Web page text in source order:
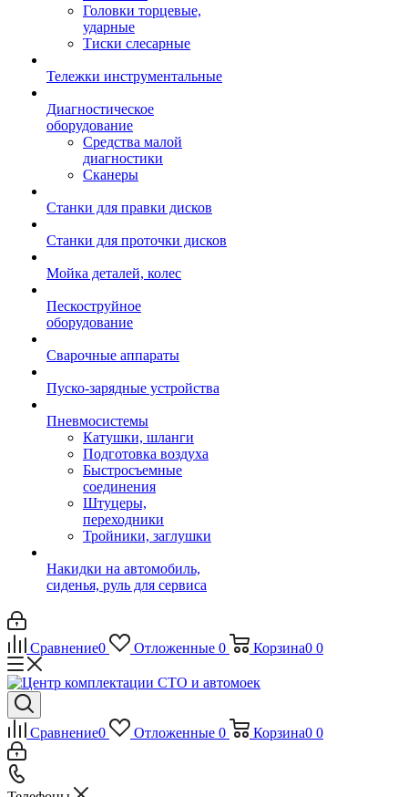
Головки торцевые,
ударные
Тиски слесарные
Тележки инструментальные
Диагностическое
оборудование
Средства малой
диагностики
Сканеры
Станки для правки дисков
Станки для проточки дисков
Мойка деталей, колес
Пескоструйное
оборудование
Сварочные аппараты
Пуско-зарядные устройства
Пневмосистемы
Катушки, шланги
Подготовка воздуха
Быстросъемные
соединения
Штуцеры,
переходники
Тройники, заглушки
Накидки на автомобиль,
сиденья, руль для сервиса
Сравнение0 Отложенные 0 Корзина0 0
Сравнение0 Отложенные 0 Корзина0 0